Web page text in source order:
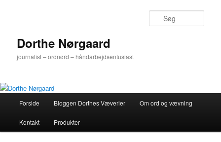
Dorthe Nørgaard
journalist – ordnørd – håndarbejdsentusiast
Forside Bloggen Dorthes Væverier Om ord og vævning
Kontakt Produkter